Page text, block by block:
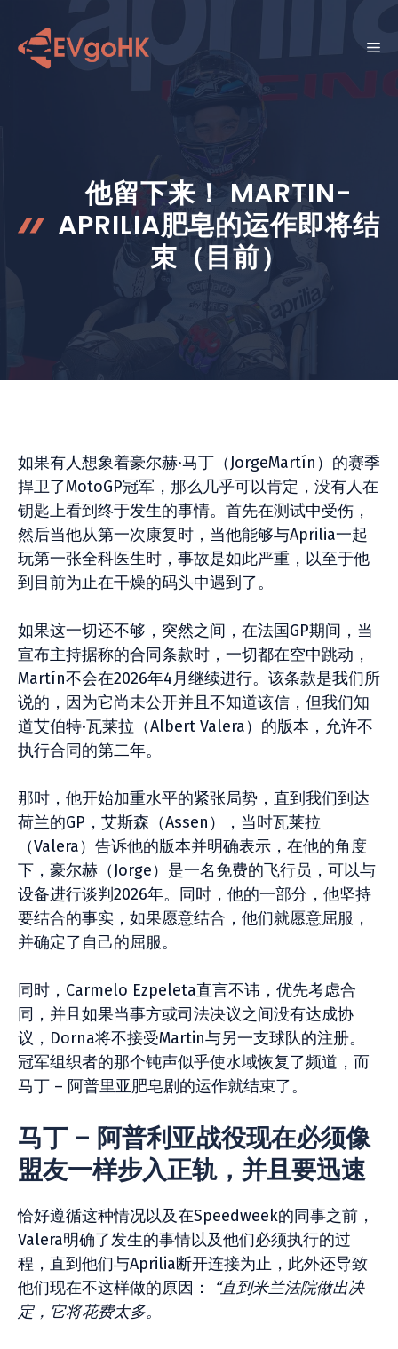
菜
他留下来！ MARTIN-
APRILIA肥皂的运作即将结
束（目前）
如果有人想象着豪尔赫·马丁（JorgeMartín）的赛季
捍卫了MotoGP冠军，那么几乎可以肯定，没有人在
钥匙上看到终于发生的事情。首先在测试中受伤，
然后当他从第一次康复时，当他能够与Aprilia一起
玩第一张全科医生时，事故是如此严重，以至于他
到目前为止在干燥的码头中遇到了。
如果这一切还不够，突然之间，在法国GP期间，当
宣布主持据称的合同条款时，一切都在空中跳动，
Martín不会在2026年4月继续进行。该条款是我们所
说的，因为它尚未公开并且不知道该信，但我们知
道艾伯特·瓦莱拉（Albert Valera）的版本，允许不
执行合同的第二年。
那时，他开始加重水平的紧张局势，直到我们到达
荷兰的GP，艾斯森（Assen），当时瓦莱拉
（Valera）告诉他的版本并明确表示，在他的角度
下，豪尔赫（Jorge）是一名免费的飞行员，可以与
设备进行谈判2026年。同时，他的一部分，他坚持
要结合的事实，如果愿意结合，他们就愿意屈服，
并确定了自己的屈服。
同时，Carmelo Ezpeleta直言不讳，优先考虑合
同，并且如果当事方或司法决议之间没有达成协
议，Dorna将不接受Martin与另一支球队的注册。
冠军组织者的那个钝声似乎使水域恢复了频道，而
马丁 – 阿普里亚肥皂剧的运作就结束了。
马丁 – 阿普利亚战役现在必须像
盟友一样步入正轨，并且要迅速
恰好遵循这种情况以及在Speedweek的同事之前，
Valera明确了发生的事情以及他们必须执行的过
程，直到他们与Aprilia断开连接为止，此外还导致
他们现在不这样做的原因：
“直到米兰法院做出决
定，它将花费太多。